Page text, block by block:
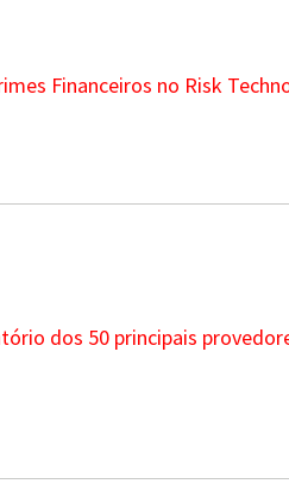
Financeiros no Risk
dos 50 principais